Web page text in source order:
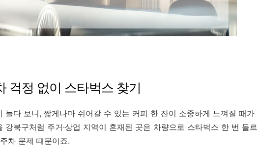
걱정 없이 스타벅스 찾기
늘다 보니, 짧게나마 쉬어갈 수 있는 커피 한 잔이 소중하게 느껴질 때가
강북구처럼 주거·상업 지역이 혼재된 곳은 차량으로 스타벅스 한 번 들르
차 문제 때문이죠.